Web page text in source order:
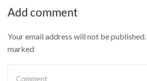
Add comment
Your email address will not be
marked